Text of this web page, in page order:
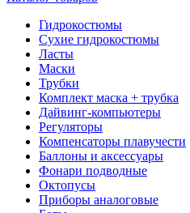
Гидрокостюмы
Сухие гидрокостюмы
Ласты
Маски
Трубки
Комплект маска + трубка
Дайвинг-компьютеры
Регуляторы
Компенсаторы плавучести
Баллоны и аксессуары
Фонари подводные
Октопусы
Приборы аналоговые